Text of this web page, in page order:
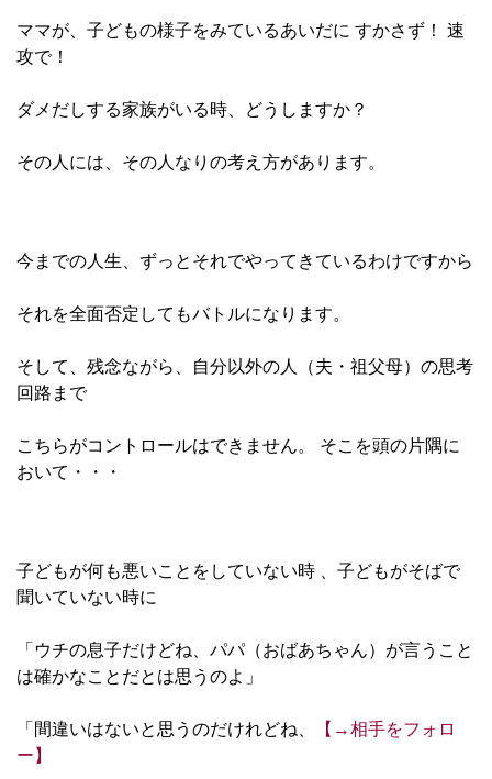
ママが、子どもの様子をみているあいだに すかさず！ 速
攻で！
ダメだしする家族がいる時、どうしますか？
その人には、その人なりの考え方があります。
今までの人生、ずっとそれでやってきているわけですから
それを全面否定してもバトルになります。
そして、残念ながら、自分以外の人（夫・祖父母）の思考
回路まで
こちらがコントロールはできません。 そこを頭の片隅に
おいて・・・
子どもが何も悪いことをしていない時 、子どもがそばで
聞いていない時に
「ウチの息子だけどね、パパ（おばあちゃん）が言うこと
は確かなことだとは思うのよ」
「間違いはないと思うのだけれどね、
【→相手をフォロ
ー】